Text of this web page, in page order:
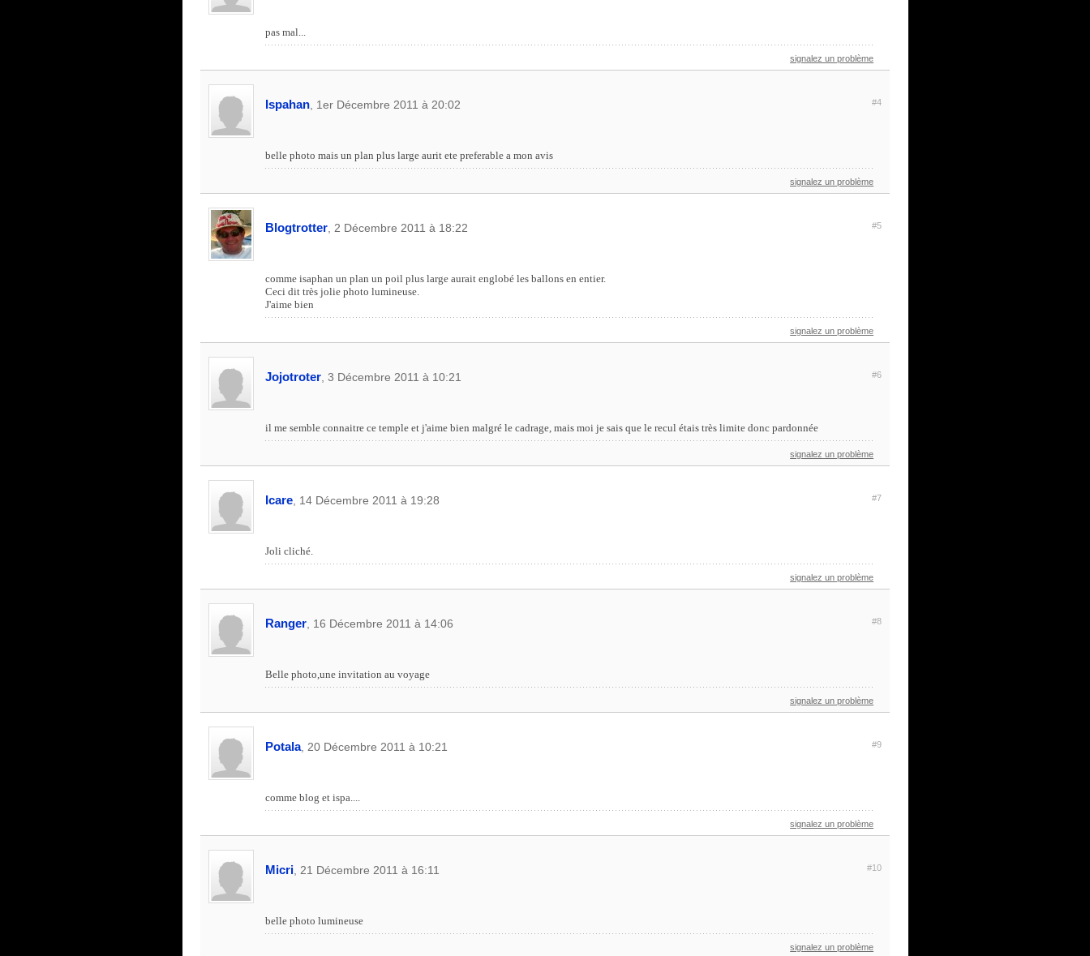
pas mal...
signalez un problème
Ispahan, 1er Décembre 2011 à 20:02 #4
belle photo mais un plan plus large aurit ete preferable a mon avis
signalez un problème
Blogtrotter, 2 Décembre 2011 à 18:22 #5
comme isaphan un plan un poil plus large aurait englobé les ballons en entier.
Ceci dit très jolie photo lumineuse.
J'aime bien
signalez un problème
Jojotroter, 3 Décembre 2011 à 10:21 #6
il me semble connaitre ce temple et j'aime bien malgré le cadrage, mais moi je sais que le recul étais très limite donc pardonnée
signalez un problème
Icare, 14 Décembre 2011 à 19:28 #7
Joli cliché.
signalez un problème
Ranger, 16 Décembre 2011 à 14:06 #8
Belle photo,une invitation au voyage
signalez un problème
Potala, 20 Décembre 2011 à 10:21 #9
comme blog et ispa....
signalez un problème
Micri, 21 Décembre 2011 à 16:11 #10
belle photo lumineuse
signalez un problème